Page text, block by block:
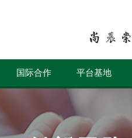
国际合作 平台基地